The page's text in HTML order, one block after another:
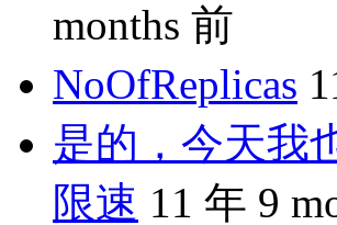
months 前
NoOfReplicas
是的，今天我
限速 11 年 9